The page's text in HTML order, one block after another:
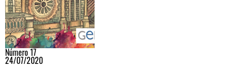
Número 17
24/07/2020